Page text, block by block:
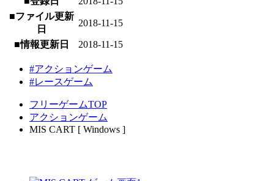
■ファイル更新
日
2018-11-15
■情報更新日 2018-11-15
#アクションゲーム
#レースゲーム
フリーゲームTOP
アクションゲーム
MIS CART [ Windows ]